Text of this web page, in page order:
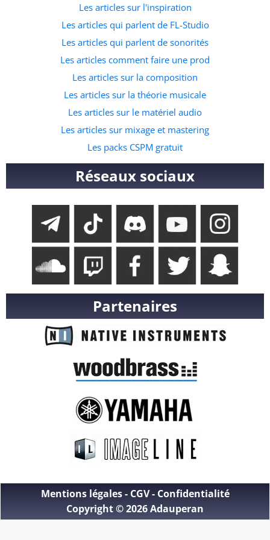
Les articles sur l'inspiration
Les articles qui parlent de FL-Studio
Les articles qui parlent de sonorités
Les articles comment faire une prod
Les articles sur la composition
Les articles sur la théorie musicale
Les articles sur le matériel audio
Les articles sur mixage et mastering
Les packs CSPM gratuit
Réseaux sociaux
Partenaires
Mentions légales- CGV- Confidentialité
Copyright © 2026 Adauperan